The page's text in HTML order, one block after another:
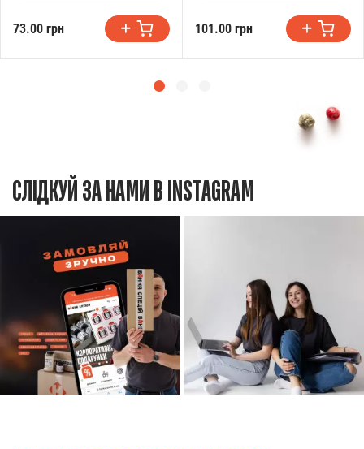
73.00 грн 101.00 грн
СЛІДКУЙ ЗА НАМИ В INSTAGRAM